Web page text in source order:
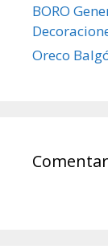
BORO
Oreco